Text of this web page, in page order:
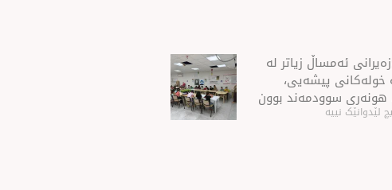
ئەمساڵ زیاتر له‌
خولەكانی پیشەیی،
هونەری سوودمه‌ند بوون
لێدوانێک نییە